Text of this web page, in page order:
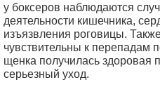
у боксеров наблюдаются
деятельности кишечника,
изъязвления роговицы.
чувствительны к перепадам
щенка получилась здоровая
серьезный уход.